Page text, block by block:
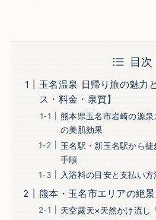
目次
玉名温泉 日帰り旅の魅力
ス・料金・泉質】
熊本県玉名市岩崎の源
の美肌効果
玉名駅・新玉名駅から
手順
入浴料の目安と支払い方
熊本・玉名市エリアの絶
天空露天×天然かけ流し